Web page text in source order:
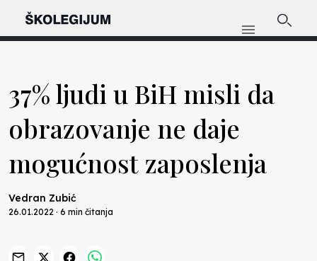
37% ljudi u BiH misli da
obrazovanje ne daje
mogućnost zaposlenja
Vedran Zubić
26.01.2022 · 6 min čitanja